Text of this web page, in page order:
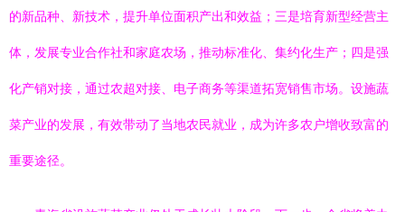
的新品种、新技术，提升单位面积产出和效益；三是培育新型经营主
体，发展专业合作社和家庭农场，推动标准化、集约化生产；四是强
化产销对接，通过农超对接、电子商务等渠道拓宽销售市场。设施蔬
菜产业的发展，有效带动了当地农民就业，成为许多农户增收致富的
重要途径。